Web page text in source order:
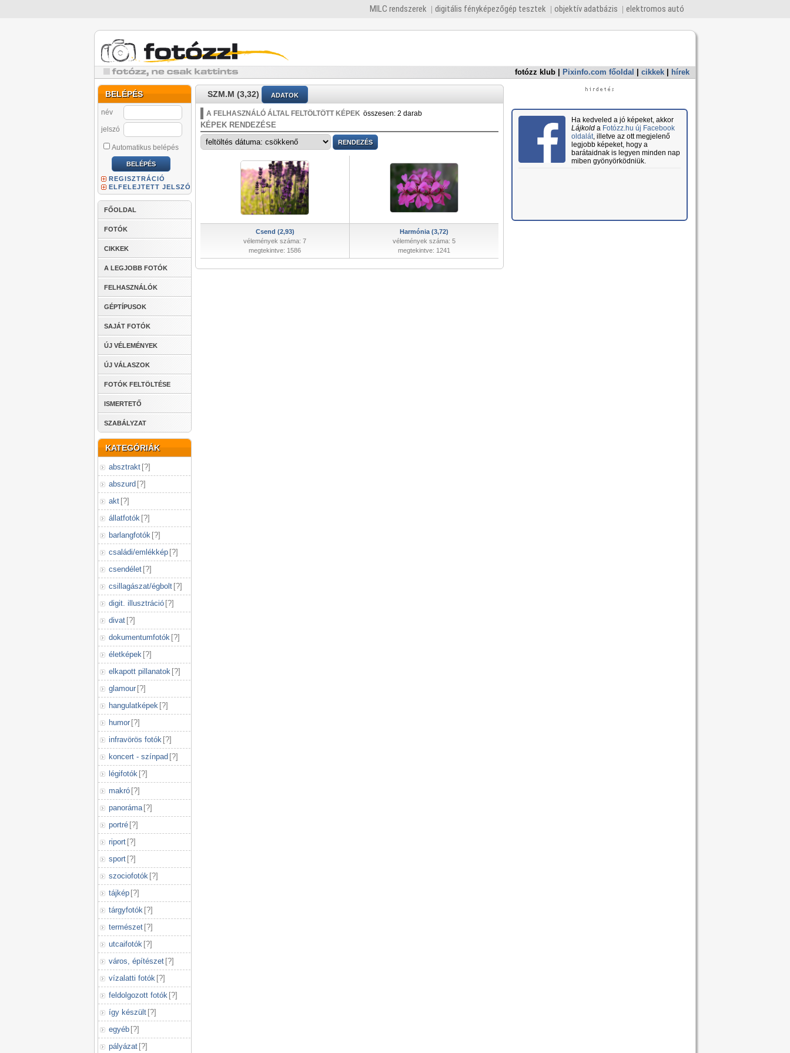
MILC rendszerek digitális fényképezőgép tesztek objektív adatbázis elektromos autó
fotózz klub Pixinfo.com főoldal cikkek hírek
BELÉPÉS
név
jelszó
Automatikus belépés
REGISZTRÁCIÓ
ELFELEJTETT JELSZÓ
FŐOLDAL
FOTÓK
CIKKEK
A LEGJOBB FOTÓK
FELHASZNÁLÓK
GÉPTÍPUSOK
SAJÁT FOTÓK
ÚJ VÉLEMÉNYEK
ÚJ VÁLASZOK
FOTÓK FELTÖLTÉSE
ISMERTETŐ
SZABÁLYZAT
KATEGÓRIÁK
absztrakt [?]
abszurd [?]
akt [?]
állatfotók [?]
barlangfotók [?]
családi/emlékkép [?]
csendélet [?]
csillagászat/égbolt [?]
digit. illusztráció [?]
divat [?]
dokumentumfotók [?]
életképek [?]
elkapott pillanatok [?]
glamour [?]
hangulatképek [?]
humor [?]
infravörös fotók [?]
koncert - színpad [?]
légifotók [?]
makró [?]
panoráma [?]
portré [?]
riport [?]
sport [?]
szociofotók [?]
tájkép [?]
tárgyfotók [?]
természet [?]
utcaifotók [?]
város, építészet [?]
vízalatti fotók [?]
feldolgozott fotók [?]
így készült [?]
egyéb [?]
pályázat [?]
SZM.M (3,32) ADATOK
A FELHASZNÁLÓ ÁLTAL FELTÖLTÖTT KÉPEK összesen: 2 darab
KÉPEK RENDEZÉSE
Csend (2,93)
vélemények száma: 7
megtekintve: 1586
Harmónia (3,72)
vélemények száma: 5
megtekintve: 1241
Ha kedveled a jó képeket, akkor
Lájkolda Fotózz.hu új Facebook
oldalát, illetve az ott megjelenő
legjobb képeket, hogy a
barátaidnak is legyen minden nap
miben gyönyörködniük.